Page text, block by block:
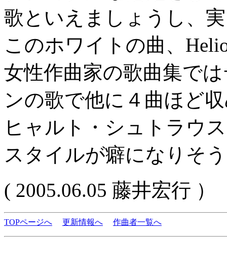
歌といえましょうし、
このホワイトの曲、
女性作曲家の歌曲集で
ンの歌で他に４曲ほど
ヒャルト・シュトラウ
スタイルが癖になりそ
( 2005.06.05 藤井宏行 ）
TOPページへ 更新情報へ 作曲者一覧へ